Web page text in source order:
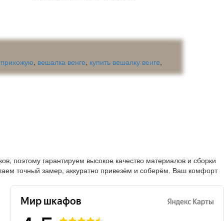
, вешалка венге, купить вешалку венге,
гарантируем высокое качество материалов и сборки
точный замер, аккуратно привезём и соберём. Ваш комфорт